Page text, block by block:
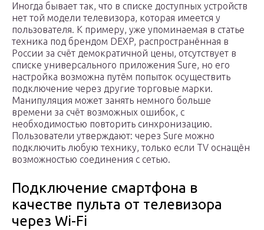
Иногда бывает так, что в списке доступных устройств
нет той модели телевизора, которая имеется у
пользователя. К примеру, уже упоминаемая в статье
техника под брендом DEXP, распространённая в
России за счёт демократичной цены, отсутствует в
списке универсального приложения Sure, но его
настройка возможна путём попыток осуществить
подключение через другие торговые марки.
Манипуляция может занять немного больше
времени за счёт возможных ошибок, с
необходимостью повторить синхронизацию.
Пользователи утверждают: через Sure можно
подключить любую технику, только если TV оснащён
возможностью соединения с сетью.
Подключение смартфона в
качестве пульта от телевизора
через Wi-Fi